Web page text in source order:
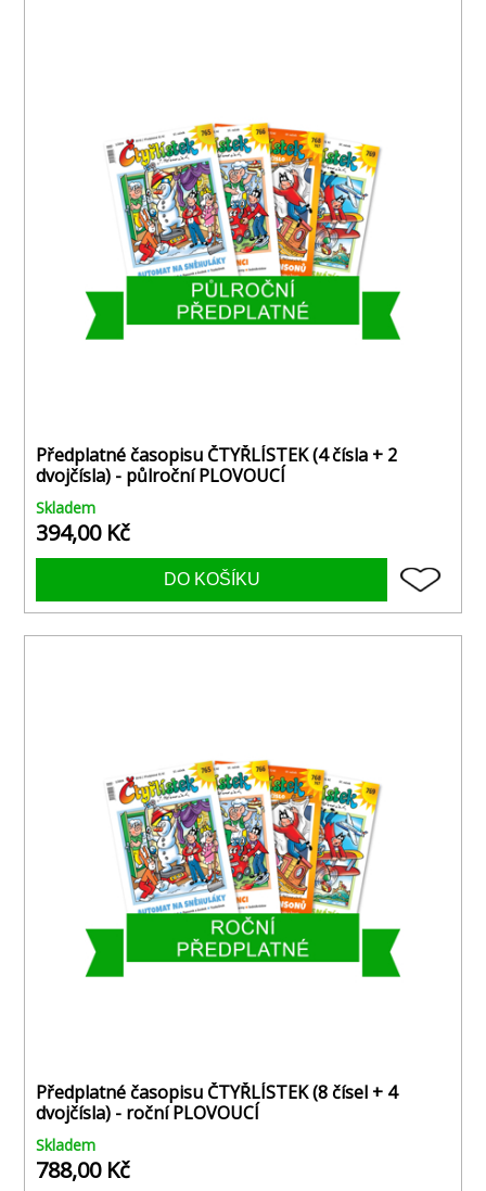
Předplatné časopisu ČTYŘLÍSTEK (4 čísla + 2
dvojčísla) - půlroční PLOVOUCÍ
Skladem
394,00 Kč
Předplatné časopisu ČTYŘLÍSTEK (8 čísel + 4
dvojčísla) - roční PLOVOUCÍ
Skladem
788,00 Kč